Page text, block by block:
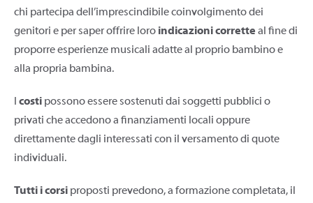
chi partecipa dell’imprescindibile coinvolgimento dei
genitori e per saper offrire loro indicazioni corrette al fine di
proporre esperienze musicali adatte al proprio bambino e
alla propria bambina.
costi possono essere sostenuti dai soggetti pubblici o
privati che accedono a finanziamenti locali oppure
direttamente dagli interessati con il versamento di quote
individuali.
Tutti i corsi proposti prevedono, a formazione completata, il